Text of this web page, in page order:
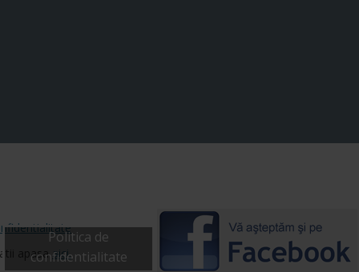
apasaaici.
Politica de
confidentialitate